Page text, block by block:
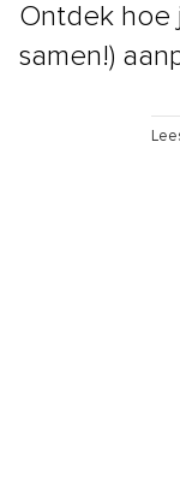
Ontdek hoe
samen!)